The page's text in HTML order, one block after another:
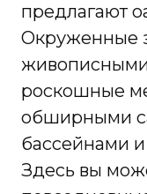
предлагают
Окруженные
роскошные
обширными
бассейнами
Здесь вы